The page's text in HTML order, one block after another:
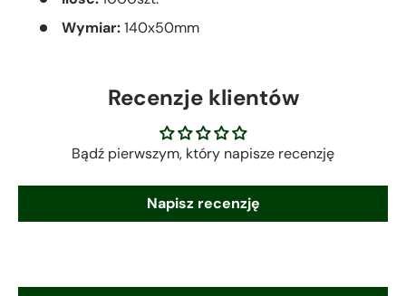
Wymiar:140x50mm
Recenzje klientów
Bądź pierwszym, który napisze recenzję
Napisz recenzję